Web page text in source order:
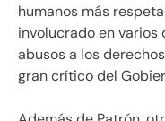
humanos más
involucrado en varios
abusos a los
gran crítico del